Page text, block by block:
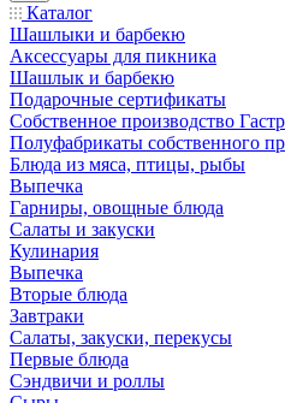
Каталог
Шашлыки и барбекю
Аксессуары для пикника
Шашлык и барбекю
Подарочные сертификаты
Собственное производство
Полуфабрикаты собственного
Блюда из мяса, птицы, рыбы
Выпечка
Гарниры, овощные блюда
Салаты и закуски
Кулинария
Выпечка
Вторые блюда
Завтраки
Салаты, закуски, перекусы
Первые блюда
Сэндвичи и роллы